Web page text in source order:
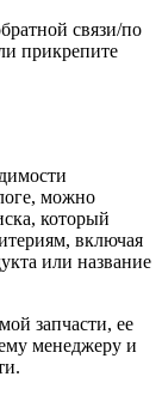
связи/по
прикрепите
можно
который
включая
или название
запчасти, ее
менеджеру и